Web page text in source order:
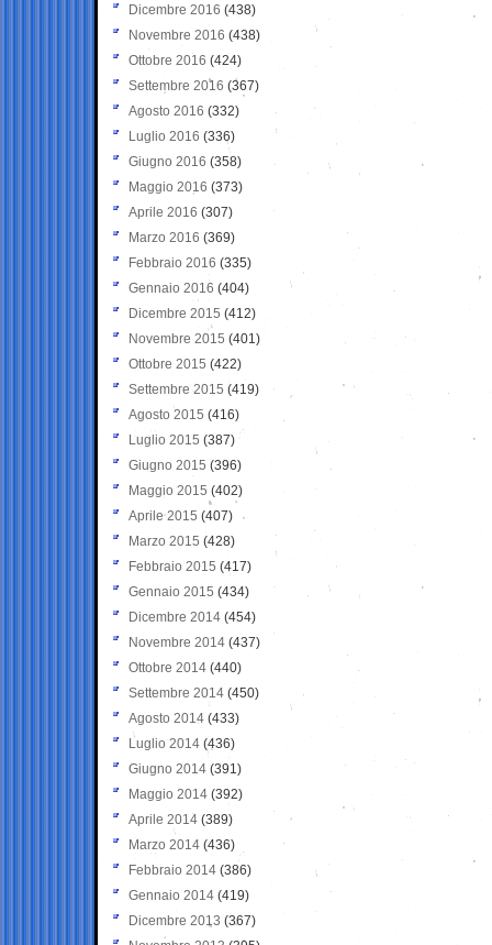
Dicembre 2016 (438)
Novembre 2016 (438)
Ottobre 2016 (424)
Settembre 2016 (367)
Agosto 2016 (332)
Luglio 2016 (336)
Giugno 2016 (358)
Maggio 2016 (373)
Aprile 2016 (307)
Marzo 2016 (369)
Febbraio 2016 (335)
Gennaio 2016 (404)
Dicembre 2015 (412)
Novembre 2015 (401)
Ottobre 2015 (422)
Settembre 2015 (419)
Agosto 2015 (416)
Luglio 2015 (387)
Giugno 2015 (396)
Maggio 2015 (402)
Aprile 2015 (407)
Marzo 2015 (428)
Febbraio 2015 (417)
Gennaio 2015 (434)
Dicembre 2014 (454)
Novembre 2014 (437)
Ottobre 2014 (440)
Settembre 2014 (450)
Agosto 2014 (433)
Luglio 2014 (436)
Giugno 2014 (391)
Maggio 2014 (392)
Aprile 2014 (389)
Marzo 2014 (436)
Febbraio 2014 (386)
Gennaio 2014 (419)
Dicembre 2013 (367)